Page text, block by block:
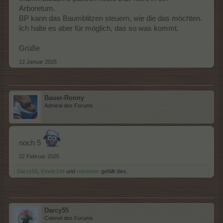
Arboretum.
BP kann das Baumblitzen steuern, wie die das möchten.
Ich halte es aber für möglich, das so was kommt.
Grüße
12 Januar 2025
Bauer-Ronny
Admiral des Forums
noch 5
22 Februar 2025
Darcy55 Emely104 und roteelster gefällt dies.
Darcy55
Colonel des Forums